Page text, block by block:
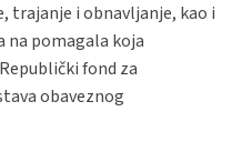
trajanje i obnavljanje, kao i
na pomagala koja
fond za
obaveznog